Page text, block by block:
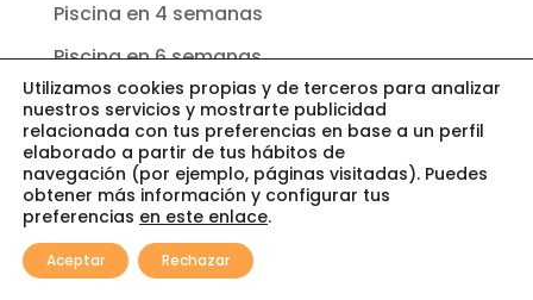
Piscina en 4 semanas
Piscina en 6 semanas
Piscinas prefabricadas elevadas
Piscinas elevadas de fibra y poliester
Piscinas elevadas sin obra
Mini piscinas para aticos
Piscinas de fibra
Utilizamos cookies propias y de terceros para analizar
nuestros servicios y mostrarte publicidad
relacionada con tus preferencias en base a un perfil
elaborado a partir de tus hábitos de
navegación (por ejemplo, páginas visitadas). Puedes
obtener más información y configurar tus
preferencias en este enlace.
Aceptar Rechazar